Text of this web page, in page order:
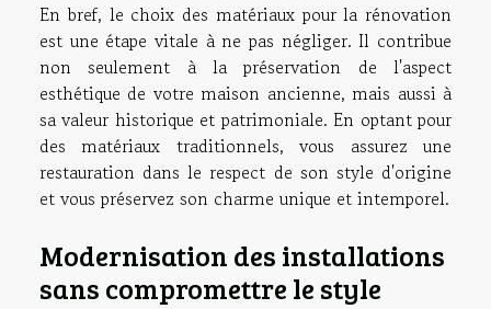
En bref, le choix des matériaux pour la rénovation
est une étape vitale à ne pas négliger. Il contribue
non seulement à la préservation de l'aspect
esthétique de votre maison ancienne, mais aussi à
sa valeur historique et patrimoniale. En optant pour
des matériaux traditionnels, vous assurez une
restauration dans le respect de son style d'origine
et vous préservez son charme unique et intemporel.
Modernisation des installations
sans compromettre le style